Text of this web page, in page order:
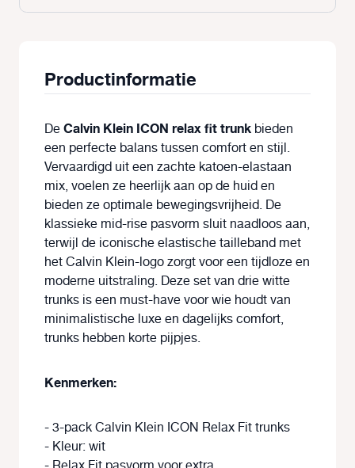
Productinformatie
DeCalvin Klein ICON relax fit trunk bieden
een perfecte balans tussen comfort en stijl.
Vervaardigd uit een zachte katoen-elastaan
mix, voelen ze heerlijk aan op de huid en
bieden ze optimale bewegingsvrijheid. De
klassieke mid-rise pasvorm sluit naadloos aan,
terwijl de iconische elastische tailleband met
het Calvin Klein-logo zorgt voor een tijdloze en
moderne uitstraling. Deze set van drie witte
trunks is een must-have voor wie houdt van
minimalistische luxe en dagelijks comfort,
trunks hebben korte pijpjes.
Kenmerken:
- 3-pack Calvin Klein ICON Relax Fit trunks
- Kleur: wit